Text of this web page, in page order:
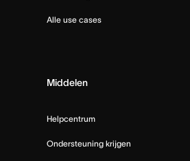
Alle use cases
Middelen
Helpcentrum
Ondersteuning krijgen